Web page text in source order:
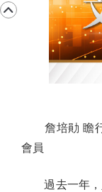
詹培勛 瞻行
會員
過去一年，